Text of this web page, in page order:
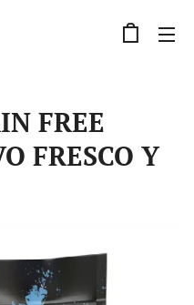
FREE
FRESCO Y